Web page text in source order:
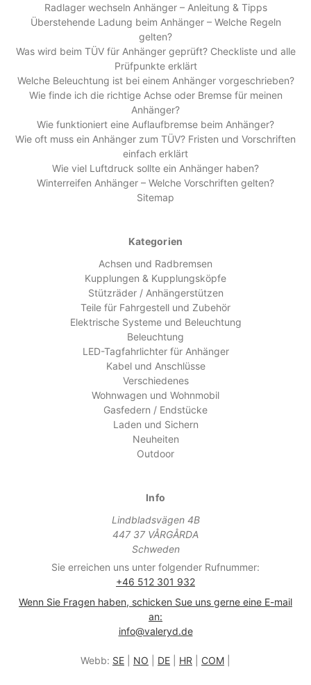
Radlager wechseln Anhänger – Anleitung & Tipps
Überstehende Ladung beim Anhänger – Welche Regeln
gelten?
Was wird beim TÜV für Anhänger geprüft? Checkliste und alle
Prüfpunkte erklärt
Welche Beleuchtung ist bei einem Anhänger vorgeschrieben?
Wie finde ich die richtige Achse oder Bremse für meinen
Anhänger?
Wie funktioniert eine Auflaufbremse beim Anhänger?
Wie oft muss ein Anhänger zum TÜV? Fristen und Vorschriften
einfach erklärt
Wie viel Luftdruck sollte ein Anhänger haben?
Winterreifen Anhänger – Welche Vorschriften gelten?
Sitemap
Kategorien
Achsen und Radbremsen
Kupplungen & Kupplungsköpfe
Stützräder / Anhängerstützen
Teile für Fahrgestell und Zubehör
Elektrische Systeme und Beleuchtung
Beleuchtung
LED-Tagfahrlichter für Anhänger
Kabel und Anschlüsse
Verschiedenes
Wohnwagen und Wohnmobil
Gasfedern / Endstücke
Laden und Sichern
Neuheiten
Outdoor
Info
Lindbladsvägen 4B
447 37 VÅRGÅRDA
Schweden
Sie erreichen uns unter folgender Rufnummer:
+46 512 301 932
Wenn Sie Fragen haben, schicken Sue uns gerne eine E-mail
an:
info@valeryd.de
Webb: SE NO DE HR COM